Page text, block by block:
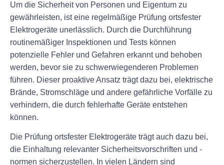
Um die Sicherheit von Personen und Eigentum zu
gewährleisten, ist eine regelmäßige Prüfung ortsfester
Elektrogeräte unerlässlich. Durch die Durchführung
routinemäßiger Inspektionen und Tests können
potenzielle Fehler und Gefahren erkannt und behoben
werden, bevor sie zu schwerwiegenderen Problemen
führen. Dieser proaktive Ansatz trägt dazu bei, elektrische
Brände, Stromschläge und andere gefährliche Vorfälle zu
verhindern, die durch fehlerhafte Geräte entstehen
können.
Die Prüfung ortsfester Elektrogeräte trägt auch dazu bei,
die Einhaltung relevanter Sicherheitsvorschriften und -
normen sicherzustellen. In vielen Ländern sind